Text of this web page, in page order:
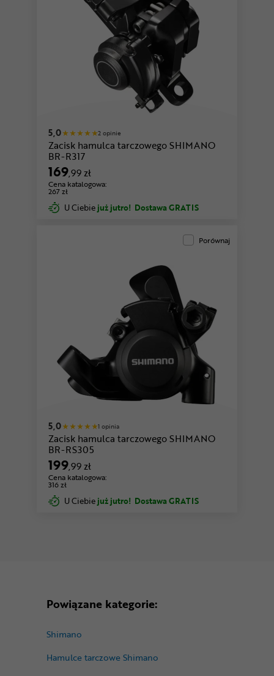
5,0 2 opinie
Zacisk hamulca tarczowego SHIMANO
BR-R317
169,99 zł
Cena katalogowa:
267 zł
U Ciebie już jutro! Dostawa GRATIS
Porównaj
5,0 1 opinia
Zacisk hamulca tarczowego SHIMANO
BR-RS305
199,99 zł
Cena katalogowa:
316 zł
U Ciebie już jutro! Dostawa GRATIS
Powiązane kategorie:
Shimano
Hamulce tarczowe Shimano